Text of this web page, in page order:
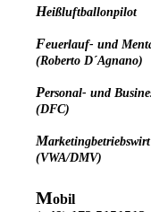
Heißluftballonpilot
Feuerlauf- und
(Roberto D´Agnano)
Personal- und
(DFC)
Marketingbetriebswirt
(VWA/DMV)
Mobil